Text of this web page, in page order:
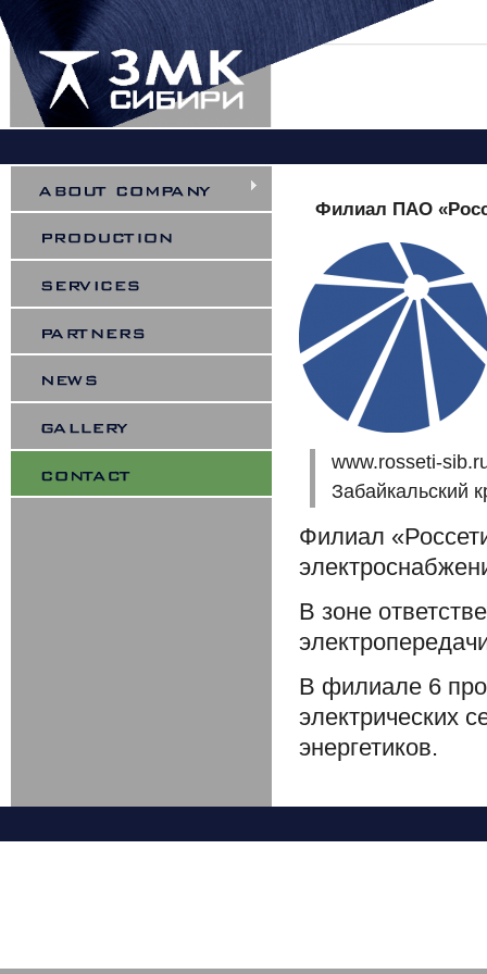
Филиал ПАО
www.rosseti-
Забайкальский
Филиал
В зоне
В филиале 6
электрических
энергетиков.